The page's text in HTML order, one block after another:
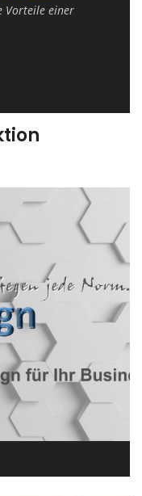
Vorteile einer